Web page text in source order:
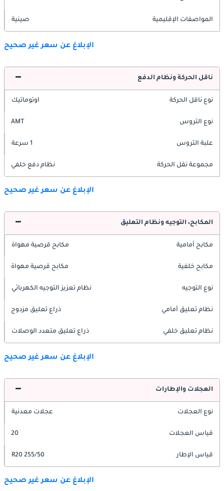
المواصفات الإقليمية صينية
الإبلاغ عن سعر غير صحيح
ناقل الحركة ونظام الدفع
نوع ناقل الحركة اوتوماتيك
نوع التروس AMT
علبة التروس 1 سرعة
مجموعة نقل الحركة نظام دفع خلفي
الإبلاغ عن سعر غير صحيح
المكابح، التوجيه ونظام التعليق
مكابح أمامية مكابح قرصية مهواة
مكابح خلفية مكابح قرصية مهواة
نوع التوجيه نظام تعزيز التوجيه الكهربائي
نظام تعليق أمامي ذراع تعليق مزدوج
نظام تعليق خلفي ذراع تعليق متعدد الوصلات
الإبلاغ عن سعر غير صحيح
العجلات والإطارات
نوع العجلات عجلات معدنية
قياس العجلات 20
قياس الإطار 255/50 R20
الإبلاغ عن سعر غير صحيح